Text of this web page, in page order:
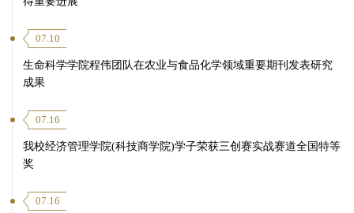
07.10
生命科学学院程伟团队在农业与食品化学领域重要期刊发表研究
成果
07.16
我校经济管理学院(科技商学院)学子荣获三创赛实战赛道全国特等
奖
07.16